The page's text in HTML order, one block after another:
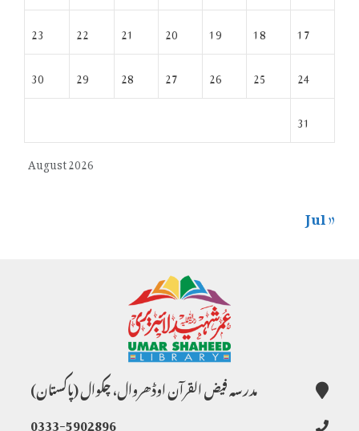
August 2026
17
18
19
20
21
22
23
24
25
26
27
28
29
30
31
« Jul
مدرسہ فیض القرآن اوڈھروال، چکوال (پاکستان)
0333-5902896